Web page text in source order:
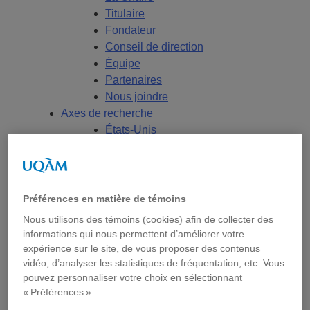
Titulaire
Fondateur
Conseil de direction
Équipe
Partenaires
Nous joindre
Axes de recherche
États-Unis
Conflits multidimensionnels
Répertoire
Chercheur-e-s
Tou-te-s les chercheur-e-s
États-Unis
Préférences en matière de témoins
Nous utilisons des témoins (cookies) afin de collecter des
informations qui nous permettent d’améliorer votre
expérience sur le site, de vous proposer des contenus
vidéo, d’analyser les statistiques de fréquentation, etc. Vous
pouvez personnaliser votre choix en sélectionnant
« Préférences ».